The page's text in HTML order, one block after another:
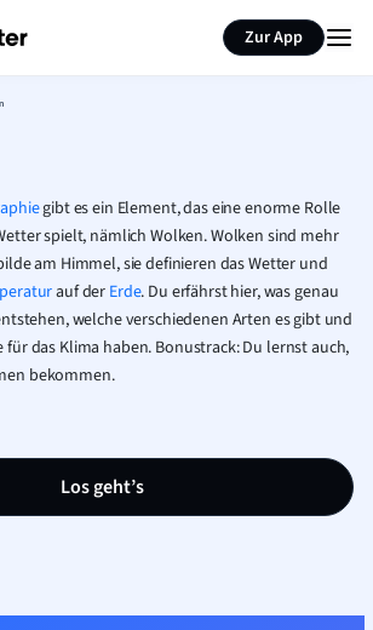
Zur App
gibt es ein Element, das eine enorme Rolle
spielt, nämlich Wolken. Wolken sind mehr
am Himmel, sie definieren das Wetter und
auf der Erde. Du erfährst hier, was genau
welche verschiedenen Arten es gibt und
für das Klima haben. Bonustrack: Du lernst auch,
bekommen.
Los geht’s
Seite zusammenfassen